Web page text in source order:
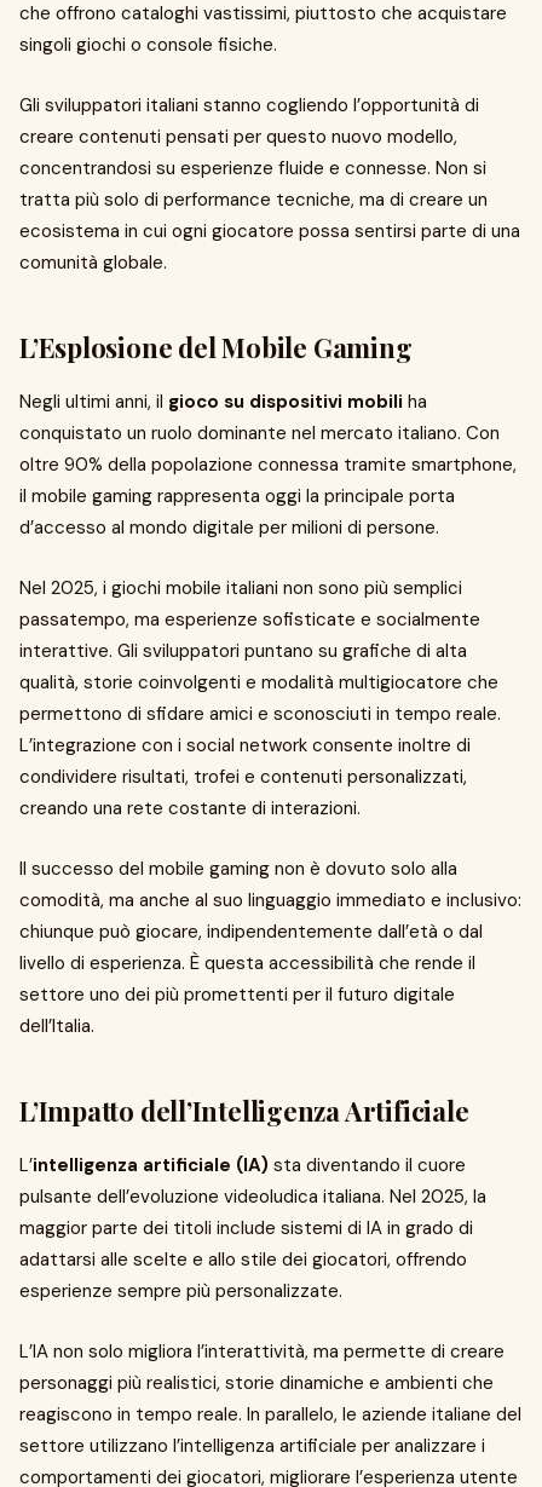
che offrono cataloghi vastissimi, piuttosto che acquistare
singoli giochi o console fisiche.
Gli sviluppatori italiani stanno cogliendo l’opportunità di
creare contenuti pensati per questo nuovo modello,
concentrandosi su esperienze fluide e connesse. Non si
tratta più solo di performance tecniche, ma di creare un
ecosistema in cui ogni giocatore possa sentirsi parte di una
comunità globale.
L’Esplosione del Mobile Gaming
Negli ultimi anni, il gioco su dispositivi mobili ha
conquistato un ruolo dominante nel mercato italiano. Con
oltre 90% della popolazione connessa tramite smartphone,
il mobile gaming rappresenta oggi la principale porta
d’accesso al mondo digitale per milioni di persone.
Nel 2025, i giochi mobile italiani non sono più semplici
passatempo, ma esperienze sofisticate e socialmente
interattive. Gli sviluppatori puntano su grafiche di alta
qualità, storie coinvolgenti e modalità multigiocatore che
permettono di sfidare amici e sconosciuti in tempo reale.
L’integrazione con i social network consente inoltre di
condividere risultati, trofei e contenuti personalizzati,
creando una rete costante di interazioni.
Il successo del mobile gaming non è dovuto solo alla
comodità, ma anche al suo linguaggio immediato e inclusivo:
chiunque può giocare, indipendentemente dall’età o dal
livello di esperienza. È questa accessibilità che rende il
settore uno dei più promettenti per il futuro digitale
dell’Italia.
L’Impatto dell’Intelligenza Artificiale
L’intelligenza artificiale (IA) sta diventando il cuore
pulsante dell’evoluzione videoludica italiana. Nel 2025, la
maggior parte dei titoli include sistemi di IA in grado di
adattarsi alle scelte e allo stile dei giocatori, offrendo
esperienze sempre più personalizzate.
L’IA non solo migliora l’interattività, ma permette di creare
personaggi più realistici, storie dinamiche e ambienti che
reagiscono in tempo reale. In parallelo, le aziende italiane del
settore utilizzano l’intelligenza artificiale per analizzare i
comportamenti dei giocatori, migliorare l’esperienza utente